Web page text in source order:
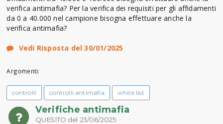
verifica antimafia? Per la verifica dei requisiti per gli affidamenti
da 0 a 40.000 nel campione bisogna effettuare anche la
verifica antimafia?
Vedi Risposta del 30/01/2025
Argomenti:
controlli controlli antimafia white list
Verifiche antimafia
QUESITO del 23/06/2025